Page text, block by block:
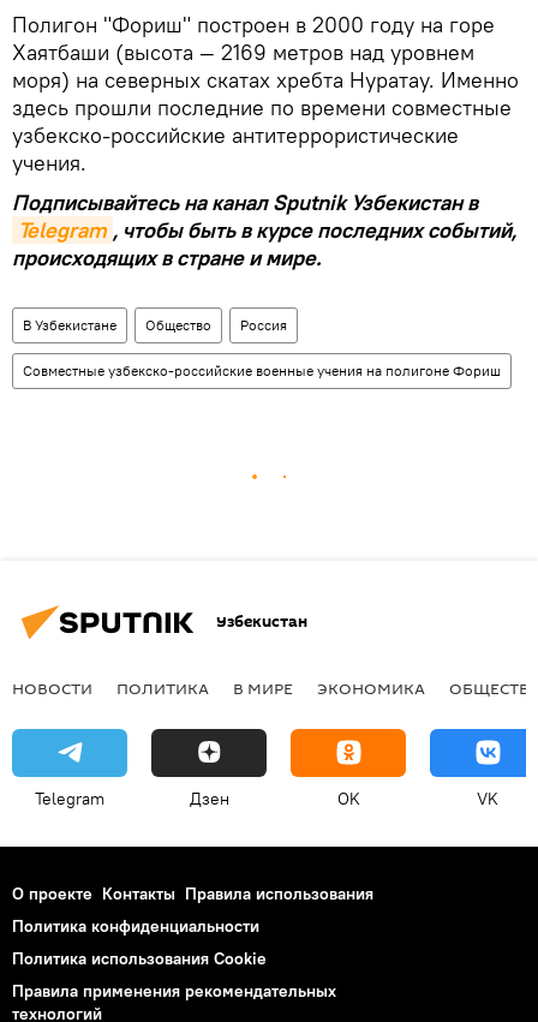
Полигон "Фориш" построен в 2000 году на горе
Хаятбаши (высота — 2169 метров над уровнем
моря) на северных скатах хребта Нуратау. Именно
здесь прошли последние по времени совместные
узбекско-российские антитеррористические
учения.
Подписывайтесь на канал Sputnik Узбекистан в
Telegram , чтобы быть в курсе последних событий,
происходящих в стране и мире.
В Узбекистане Общество Россия
Совместные узбекско-российские военные учения на полигоне Фориш
Узбекистан
НОВОСТИ ПОЛИТИКА В МИРЕ ЭКОНОМИКА
Telegram Дзен OK VK
О проекте Контакты Правила использования
Политика конфиденциальности
Политика использования Cookie
Правила применения рекомендательных
технологий